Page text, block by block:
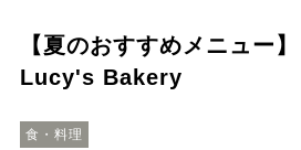
【夏のおすすめメニュー】
Lucy's Bakery
食・料理